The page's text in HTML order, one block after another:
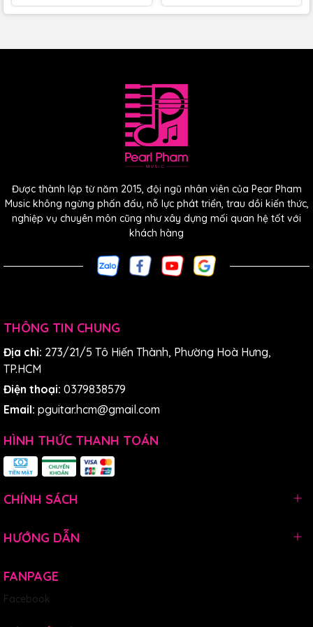
Được thành lập từ năm 2015, đội ngũ nhân viên của Pear Pham
Music không ngừng phấn đấu, nỗ lực phát triển, trau dồi kiến thức,
nghiệp vụ chuyên môn cũng như xây dựng mối quan hệ tốt với
khách hàng
THÔNG TIN CHUNG
Địa chỉ: 273/21/5 Tô Hiến Thành, Phường Hoà Hưng,
TP.HCM
Điện thoại: 0379838579
Email: pguitar.hcm@gmail.com
HÌNH THỨC THANH TOÁN
CHÍNH SÁCH
HƯỚNG DẪN
FANPAGE
Facebook